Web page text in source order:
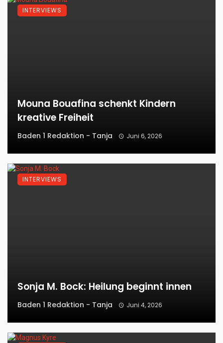
Mouna Bouafina schenkt Kindern
kreative Freiheit
Baden 1 Redaktion - Tanja Juni 6, 2026
INTERVIEWS
Sonja M. Bock: Heilung beginnt innen
Baden 1 Redaktion - Tanja Juni 4, 2026
INTERVIEWS